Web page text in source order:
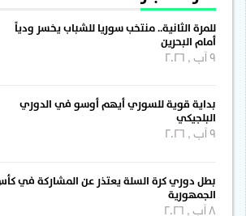
للمرة الثانية.. منتخب سوريا للشباب يخسر ودياً
أمام البحرين
بداية قوية للسوري أيهم أوسو في الدوري
البلجيكي
بطل دوري كرة السلة يعتذر عن المشاركة في كأس
الجمهورية